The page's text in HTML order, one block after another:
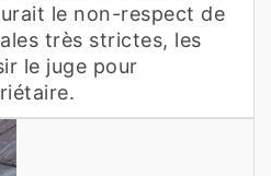
le non-respect de
très strictes, les
le juge pour